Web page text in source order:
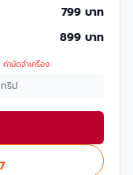
799 บาท
899 บาท
ามัดจำเครื่อง
ริป